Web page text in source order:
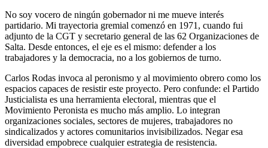
No soy vocero de ningún gobernador ni me mueve interés
partidario. Mi trayectoria gremial comenzó en 1971, cuando fui
adjunto de la CGT y secretario general de las 62 Organizaciones de
Salta. Desde entonces, el eje es el mismo: defender a los
trabajadores y la democracia, no a los gobiernos de turno.
Carlos Rodas invoca al peronismo y al movimiento obrero como los
espacios capaces de resistir este proyecto. Pero confunde: el Partido
Justicialista es una herramienta electoral, mientras que el
Movimiento Peronista es mucho más amplio. Lo integran
organizaciones sociales, sectores de mujeres, trabajadores no
sindicalizados y actores comunitarios invisibilizados. Negar esa
diversidad empobrece cualquier estrategia de resistencia.